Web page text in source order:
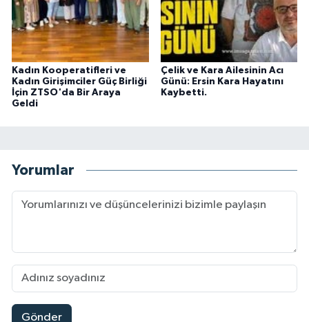
Kadın Kooperatifleri ve
Kadın Girişimciler Güç Birliği
İçin ZTSO'da Bir Araya
Geldi
Çelik ve Kara Ailesinin Acı
Günü: Ersin Kara Hayatını
Kaybetti.
Yorumlar
Gönder